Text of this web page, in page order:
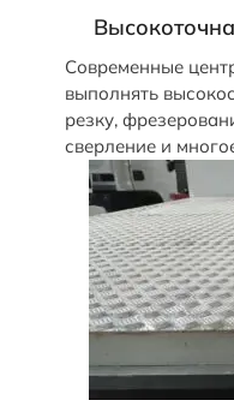
Современные
выполнять
резку,
сверление и